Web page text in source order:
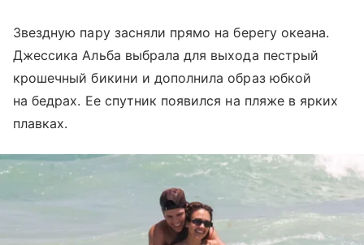
Звездную пару засняли прямо на берегу океана.
Джессика Альба выбрала для выхода пестрый
крошечный бикини и дополнила образ юбкой
на бедрах. Ее спутник появился на пляже в ярких
плавках.